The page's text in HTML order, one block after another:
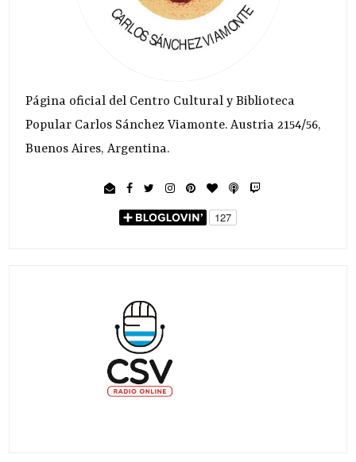
Página oficial del Centro Cultural y Biblioteca
Popular Carlos Sánchez Viamonte. Austria 2154/56,
Buenos Aires, Argentina.